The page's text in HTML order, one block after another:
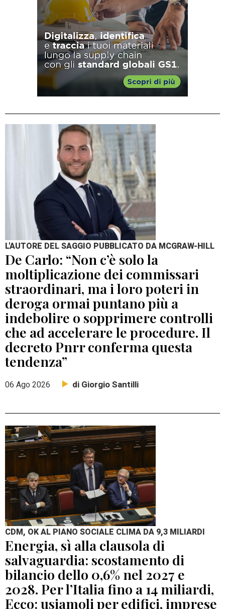
L'AUTORE DEL SAGGIO PUBBLICATO DA MCGRAW-HILL
De Carlo: “Non c’è solo la
moltiplicazione dei commissari
straordinari, ma i loro poteri in
deroga ormai puntano più a
indebolire o sopprimere controlli
che ad accelerare le procedure. Il
decreto Pnrr conferma questa
tendenza”
06 Ago 2026 di Giorgio Santilli
CDM, OK AL PIANO SOCIALE CLIMA DA 9,3 MILIARDI
Energia, sì alla clausola di
salvaguardia: scostamento di
bilancio dello 0,6% nel 2027 e
2028. Per l’Italia fino a 14 miliardi,
Ecco: usiamoli per edifici, imprese